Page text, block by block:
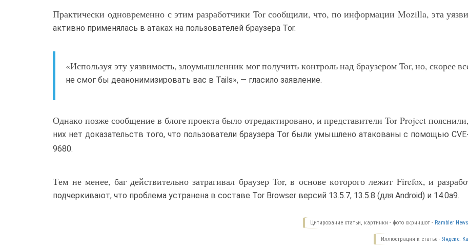
Практически одновременно с этим разработчики Tor сообщили, что, по информации Mozilla, эта
активно применялась в атаках на пользователей браузера Tor.
«Используя эту уязвимость, злоумышленник мог получить контроль над браузером Tor, но, скорее
не смог бы деанонимизировать вас в Tails», — гласило заявление.
Однако позже сообщение в блоге проекта было отредактировано, и представители Tor Project
них нет доказательств того, что пользователи браузера Tor были умышлено атакованы с помощью
9680.
Тем не менее, баг действительно затрагивал браузер Tor, в основе которого лежит Firefox, и
подчеркивают, что проблема устранена в составе Tor Browser версий 13.5.7, 13.5.8 (для Android) и 14.0a9.
Цитирование статьи, картинки - фото скриншот - Rambler
Иллюстрация к статье - Яндекс.